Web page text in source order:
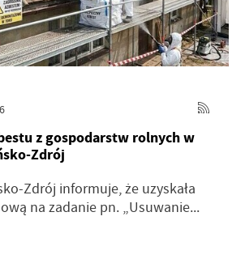
z gospodarstw rolnych w
Zdrój
Zdrój informuje, że uzyskała
na zadanie pn. „Usuwanie...